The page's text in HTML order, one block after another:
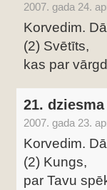
2007. gada 24.
Korvedim.
(2) Svētīts,
kas par
21. dziesma
2007. gada 23.
Korvedim.
(2) Kungs,
par Tavu